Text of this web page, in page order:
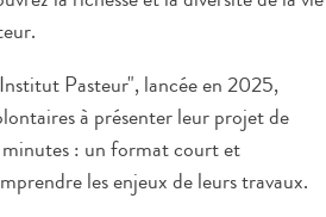
Pasteur", lancée en 2025,
à présenter leur projet de
: un format court et
les enjeux de leurs travaux.